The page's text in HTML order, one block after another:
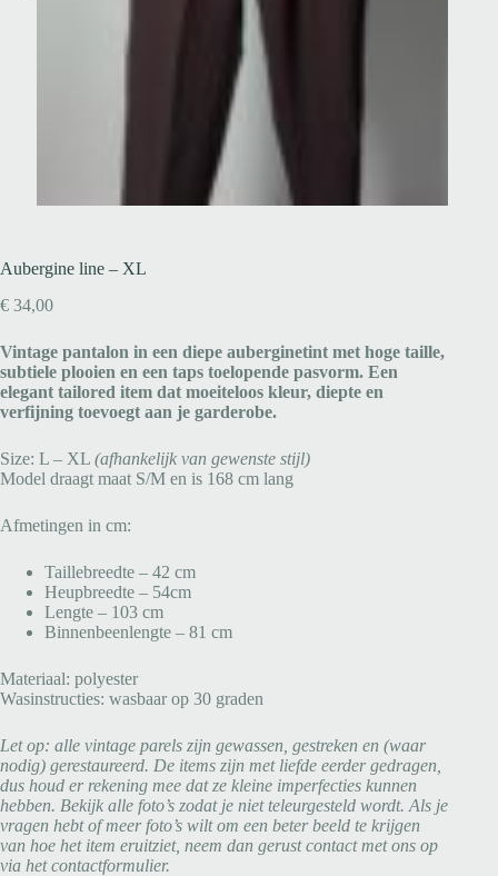
Aubergine line – XL
€ 34,00
Vintage pantalon in een diepe auberginetint met hoge taille,
subtiele plooien en een taps toelopende pasvorm. Een
elegant tailored item dat moeiteloos kleur, diepte en
verfijning toevoegt aan je garderobe.
Size: L – XL (afhankelijk van gewenste stijl)
Model draagt maat S/M en is 168 cm lang
Afmetingen in cm:
Taillebreedte – 42 cm
Heupbreedte – 54cm
Lengte – 103 cm
Binnenbeenlengte – 81 cm
Materiaal: polyester
Wasinstructies: wasbaar op 30 graden
Let op: alle vintage parels zijn gewassen, gestreken en (waar
nodig) gerestaureerd. De items zijn met liefde eerder gedragen,
dus houd er rekening mee dat ze kleine imperfecties kunnen
hebben. Bekijk alle foto’s zodat je niet teleurgesteld wordt. Als je
vragen hebt of meer foto’s wilt om een beter beeld te krijgen
van hoe het item eruitziet, neem dan gerust contact met ons op
via het contactformulier.